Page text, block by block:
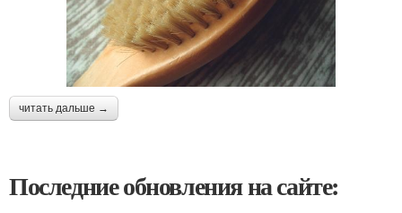
читать дальше →
Последние обновления на сайте: